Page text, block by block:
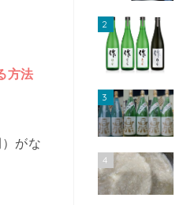
方法
がな
2
3
4